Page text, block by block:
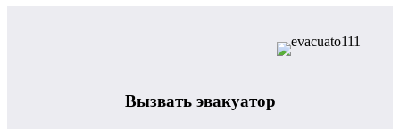
Вызвать эвакуатор